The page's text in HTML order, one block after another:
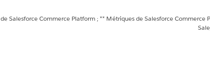
Salesforce Commerce Platform ; ** Métriques de Salesforce